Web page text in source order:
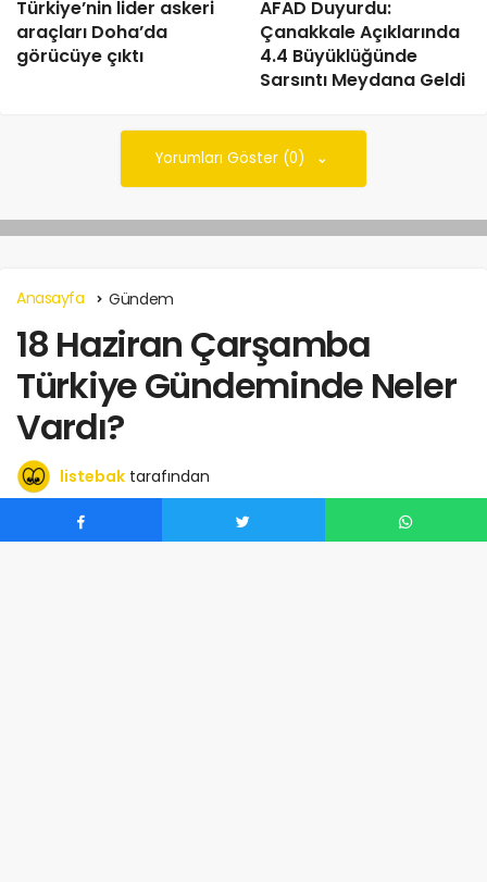
Türkiye’nin lider askeri
araçları Doha’da
görücüye çıktı
AFAD Duyurdu:
Çanakkale Açıklarında
4.4 Büyüklüğünde
Sarsıntı Meydana Geldi
Yorumları Göster (0)
Anasayfa Gündem
18 Haziran Çarşamba
Türkiye Gündeminde Neler
Vardı?
listebak tarafından
Haziran 20, 2025